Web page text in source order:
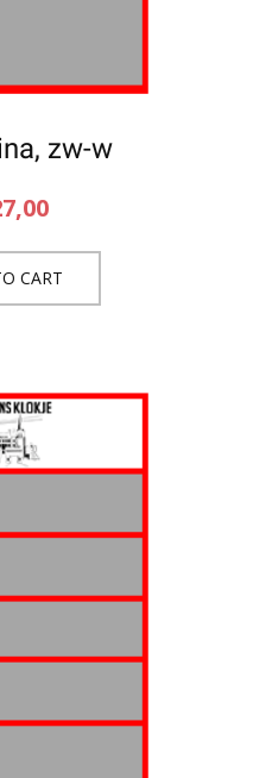
zw-w
CART